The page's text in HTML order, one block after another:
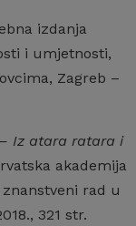
izdanja
i umjetnosti,
Zagreb –
Iz atara ratara i
akademija
rad u
321 str.